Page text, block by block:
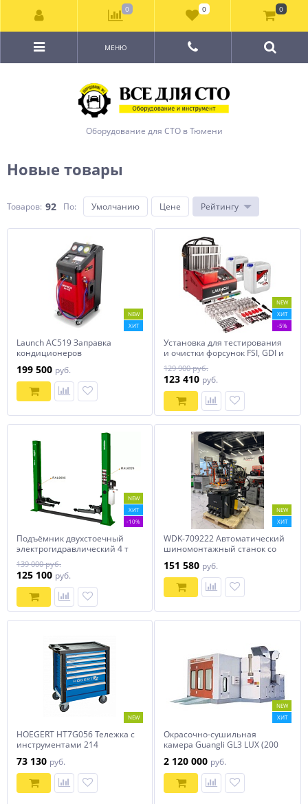
Оборудование для СТО в Тюмени
МЕНЮ
Новые товары
Товаров: 92 По: Умолчанию Цене Рейтингу
NEW
ХИТ
Launch AC519 Заправка
кондиционеров
199 500 руб.
NEW
ХИТ
-5%
Установка для тестирования
и очистки форсунок FSI, GDI и
PIEZO Launch CNC-605+ LNC-
265
129 900 руб.
123 410 руб.
NEW
ХИТ
-10%
Подъёмник двухстоечный
электрогидравлический 4 т
Хорекс Авто UNITE U-T40G
139 000 руб.
125 100 руб.
NEW
ХИТ
WDK-709222 Автоматический
шиномонтажный станок со
Захват 10"-24" Wiederkraft
151 580 руб.
NEW
HOEGERT HT7G056 Тележка с
инструментами 214
73 130 руб.
NEW
ХИТ
Окрасочно-сушильная
камера Guangli GL3 LUX (200
2 120 000 руб.
0 0 0